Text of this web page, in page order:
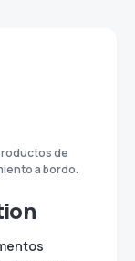
de
a bordo.